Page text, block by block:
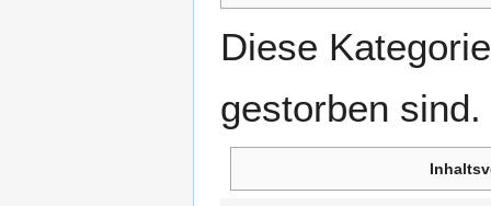
Diese
gestorben sind.